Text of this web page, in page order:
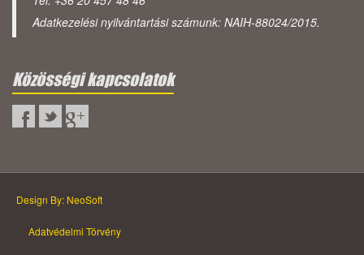
Adatkezelési nyilvántartási számunk: NAIH-88024/2015.
Közösségi kapcsolatok
Design By: NeoSoft
Adatvédelmi Törvény